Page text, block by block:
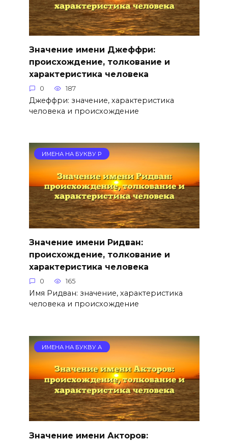
Значение имени Джеффри:
происхождение, толкование и
характеристика человека
0 187
Джеффри: значение, характеристика
человека и происхождение
ИМЕНА НА БУКВУ Р
Значение имени Ридван:
происхождение, толкование и
характеристика человека
0 165
Имя Ридван: значение, характеристика
человека и происхождение
ИМЕНА НА БУКВУ А
Значение имени Акторов: